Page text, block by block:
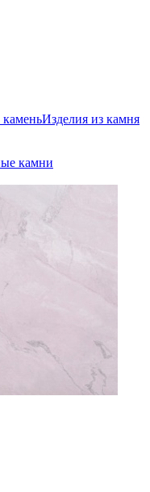
Изделия из камня
камни